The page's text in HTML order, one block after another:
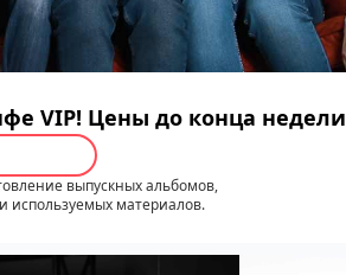
VIP! Цены до конца недели
выпускных альбомов,
используемых материалов.